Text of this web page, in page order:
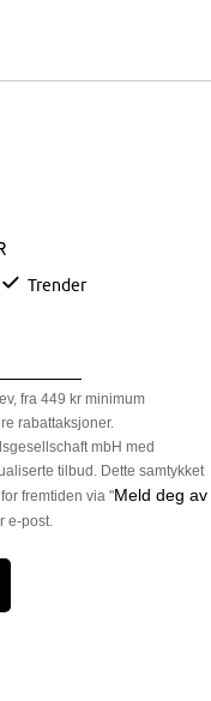
Trender
fra 449 kr minimum
rabattaksjoner.
mbH med
tilbud. Dette samtykket
fremtiden via "Meld deg av
e-post.